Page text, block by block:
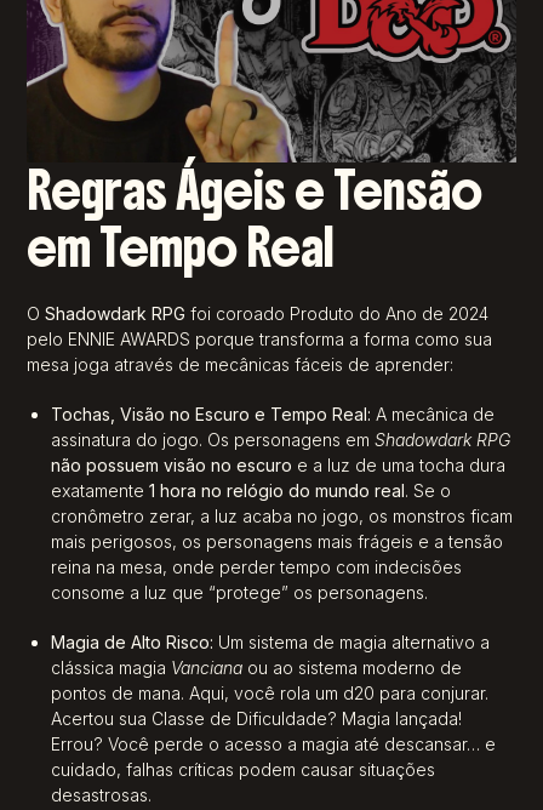
Regras Ágeis e Tensão
em Tempo Real
OShadowdark RPG foi coroado Produto do Ano de 2024
pelo ENNIE AWARDS porque transforma a forma como sua
mesa joga através de mecânicas fáceis de aprender:
Tochas, Visão no Escuro e Tempo Real: A mecânica de
assinatura do jogo. Os personagens emShadowdark RPG
não possuem visão no escuro e a luz de uma tocha dura
exatamente1 hora no relógio do mundo real. Se o
cronômetro zerar, a luz acaba no jogo, os monstros ficam
mais perigosos, os personagens mais frágeis e a tensão
reina na mesa, onde perder tempo com indecisões
consome a luz que “protege” os personagens.
Magia de Alto Risco: Um sistema de magia alternativo a
clássica magia Vanciana ou ao sistema moderno de
pontos de mana. Aqui, você rola um d20 para conjurar.
Acertou sua Classe de Dificuldade? Magia lançada!
Errou? Você perde o acesso a magia até descansar… e
cuidado, falhas críticas podem causar situações
desastrosas.